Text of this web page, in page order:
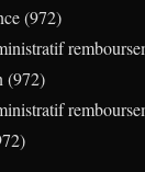
(972)
(972)